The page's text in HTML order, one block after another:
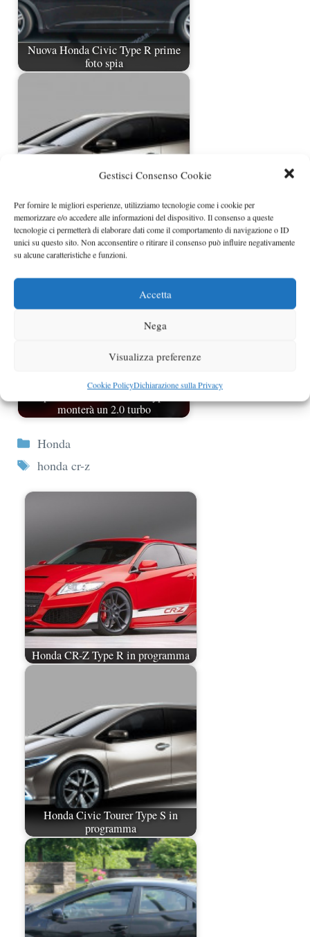
Gestisci Consenso Cookie
Per fornire le migliori esperienze, utilizziamo tecnologie come i cookie per
memorizzare e/o accedere alle informazioni del dispositivo. Il consenso a queste
tecnologie ci permetterà di elaborare dati come il comportamento di navigazione o ID
unici su questo sito. Non acconsentire o ritirare il consenso può influire negativamente
su alcune caratteristiche e funzioni.
Accetta
Nega
Visualizza preferenze
Cookie PolicyDichiarazione sulla Privacy
Nuova Honda Civic Type R prime
foto spia
Honda Civic Wagon concept a
Ginevra
monterà un 2.0 turbo
Categorie
Honda
Tag
honda cr-z
Honda CR-Z Type R in programma
Honda Civic Tourer Type S in
programma